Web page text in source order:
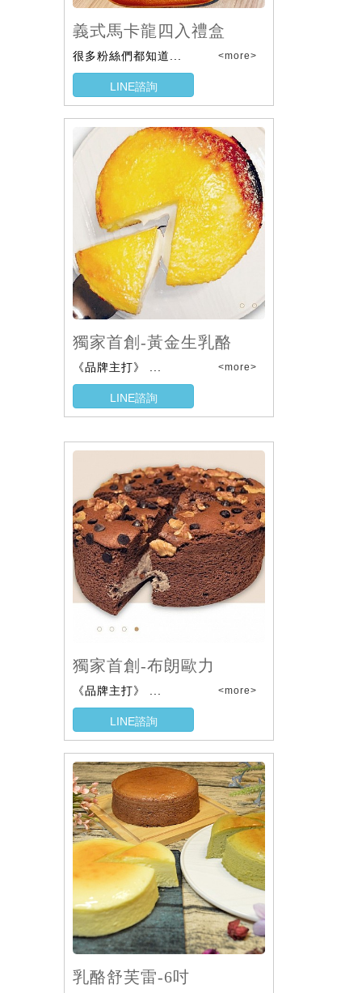
義式馬卡龍四入禮盒
很多粉絲們都知道... <more>
LINE諮詢
獨家首創-黃金生乳酪
《品牌主打》 ... <more>
LINE諮詢
獨家首創-布朗歐力
《品牌主打》 ... <more>
LINE諮詢
乳酪舒芙雷-6吋